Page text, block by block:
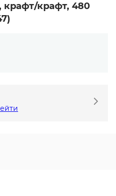
крафт/крафт, 480